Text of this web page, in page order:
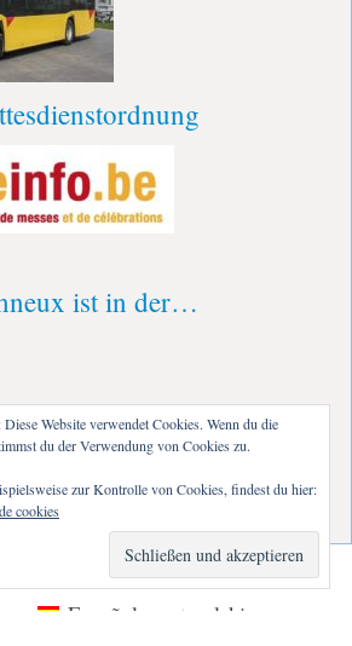
ist in der…
Nederlands
English
Español polski
Website verwendet Cookies. Wenn du die
du der Verwendung von Cookies zu.
zur Kontrolle von Cookies, findest du hier:
cookies